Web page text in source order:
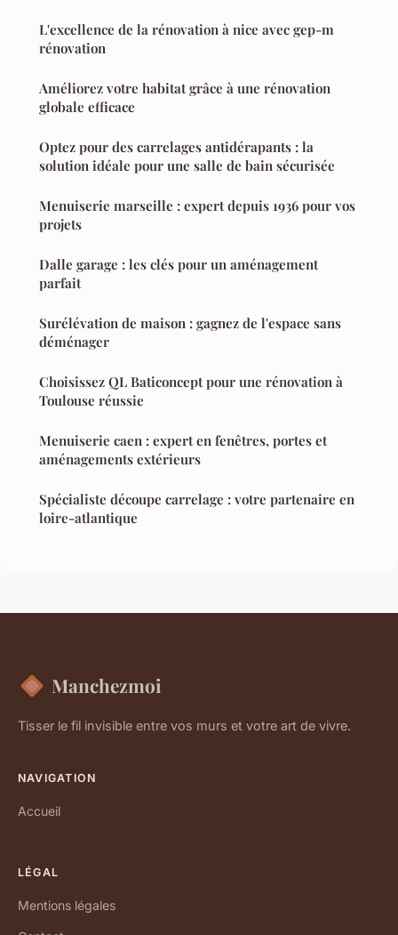
L'excellence de la rénovation à nice avec gep-m
rénovation
Améliorez votre habitat grâce à une rénovation
globale efficace
Optez pour des carrelages antidérapants : la
solution idéale pour une salle de bain sécurisée
Menuiserie marseille : expert depuis 1936 pour vos
projets
Dalle garage : les clés pour un aménagement
parfait
Surélévation de maison : gagnez de l'espace sans
déménager
Choisissez QL Baticoncept pour une rénovation à
Toulouse réussie
Menuiserie caen : expert en fenêtres, portes et
aménagements extérieurs
Spécialiste découpe carrelage : votre partenaire en
loire-atlantique
Manchezmoi
Tisser le fil invisible entre vos murs et votre art de vivre.
NAVIGATION
Accueil
LÉGAL
Mentions légales